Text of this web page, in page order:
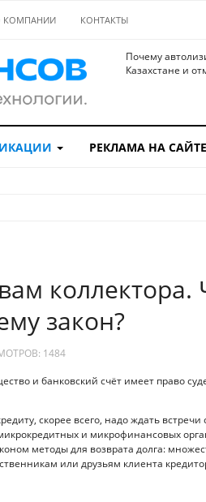
КОМПАНИИ КОНТАКТЫ
Почему
Казахстане и
РЕКЛАМА НА САЙТЕ
коллектора.
закон?
1484
и банковский счёт имеет право
скорее всего, надо ждать встречи
и микрофинансовых
методы для возврата долга:
или друзьям клиента